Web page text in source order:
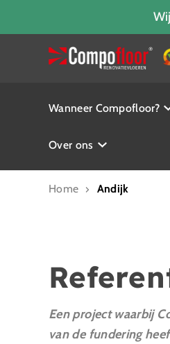
Wanneer Compofloor?
Over ons
Home Andijk
Een project waarbij
van de fundering